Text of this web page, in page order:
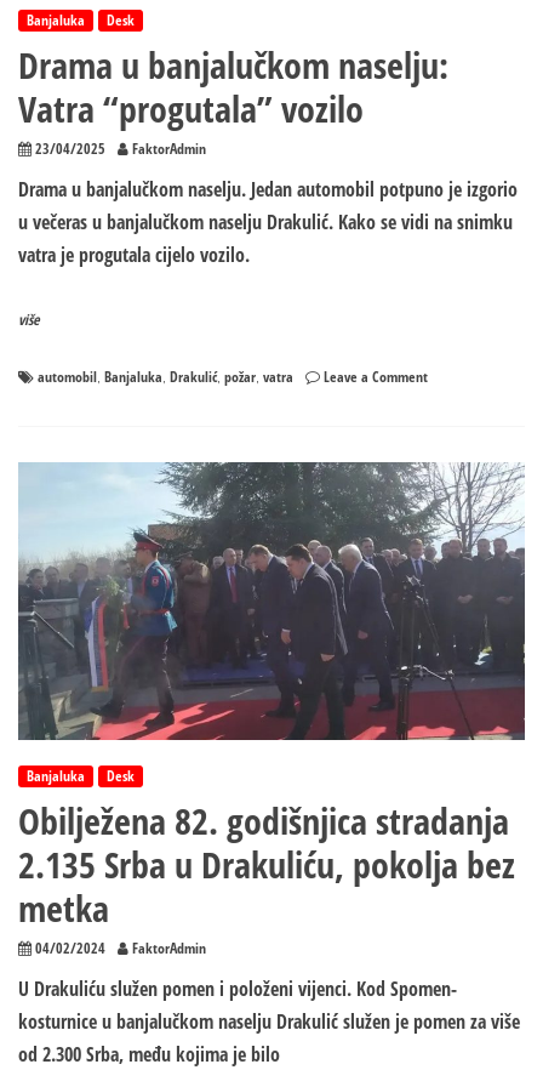
Banjaluka Desk
Drama u banjalučkom naselju:
Vatra “progutala” vozilo
23/04/2025 FaktorAdmin
Drama u banjalučkom naselju. Jedan automobil potpuno je izgorio
u večeras u banjalučkom naselju Drakulić. Kako se vidi na snimku
vatra je progutala cijelo vozilo.
više
automobil, Banjaluka, Drakulić, požar, vatra Leave a Commenton
naselju:
Vatra
“progutala”
vozilo
Banjaluka Desk
Obilježena 82. godišnjica stradanja
2.135 Srba u Drakuliću, pokolja bez
metka
04/02/2024 FaktorAdmin
U Drakuliću služen pomen i položeni vijenci. Kod Spomen-
kosturnice u banjalučkom naselju Drakulić služen je pomen za više
od 2.300 Srba, među kojima je bilo